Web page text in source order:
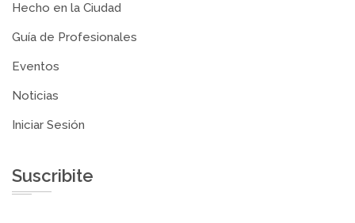
Hecho en la Ciudad
Guía de Profesionales
Eventos
Noticias
Iniciar Sesión
Suscribite